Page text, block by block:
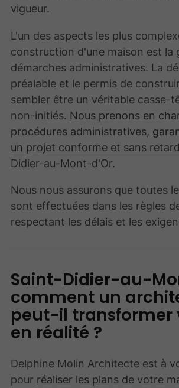
vigueur.
L'un des aspects les plus
construction d'une maison est la
démarches administratives. La
préalable et le permis de
sembler être un véritable casse-
non-initiés. Nous prenons en
procédures administratives,
un projet conforme et sans retard
Didier-au-Mont-d'Or.
Nous nous assurons que toutes
sont effectuées dans les règles
respectant les délais et les
Saint-Didier-au-
comment un
peut-il transformer
en réalité ?
Delphine Molin Architecte est à
pour réaliser les plans de votre